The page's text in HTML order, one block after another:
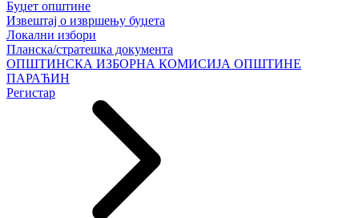
Буџет општине
Извештај о извршењу буџета
Локални избори
Планска/стратешка документа
ОПШТИНСКА ИЗБОРНА КОМИСИЈА ОПШТИНЕ
ПАРАЋИН
Регистар